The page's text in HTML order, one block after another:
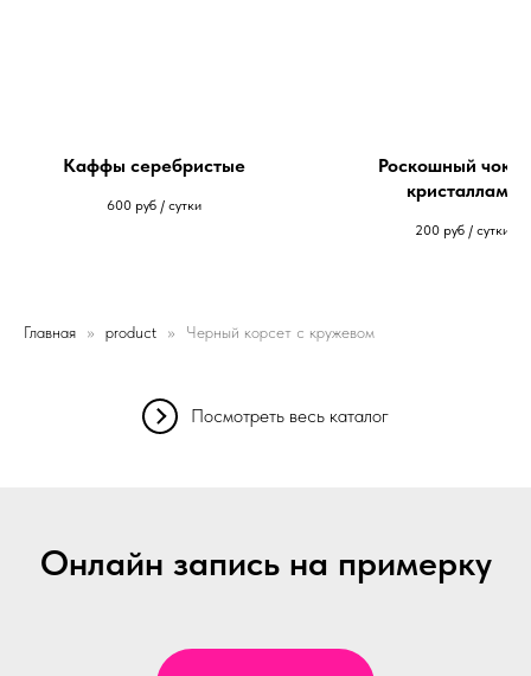
Каффы серебристые
600 руб / сутки
Роскошный
кристаллами
200 руб / сутки
Главная product Черный корсет с кружевом
Посмотреть весь каталог
Онлайн запись на примерку